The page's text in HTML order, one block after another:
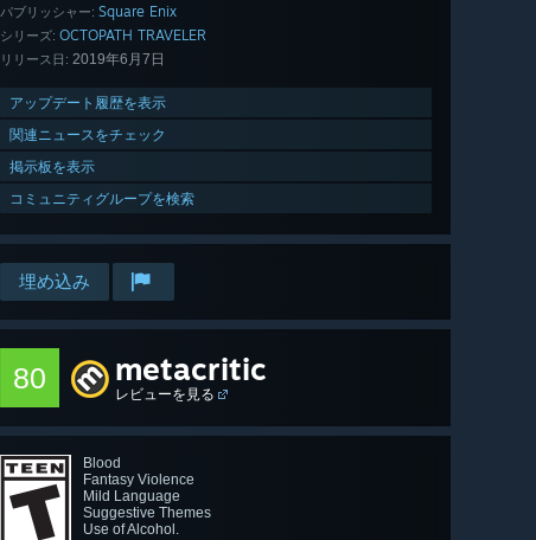
パブリッシャー: Square Enix
シリーズ: OCTOPATH TRAVELER
リリース日: 2019年6月7日
アップデート履歴を表示
関連ニュースをチェック
掲示板を表示
コミュニティグループを検索
埋め込み
80 metacritic
レビューを見る
Blood
Fantasy Violence
Mild Language
Suggestive Themes
Use of Alcohol.